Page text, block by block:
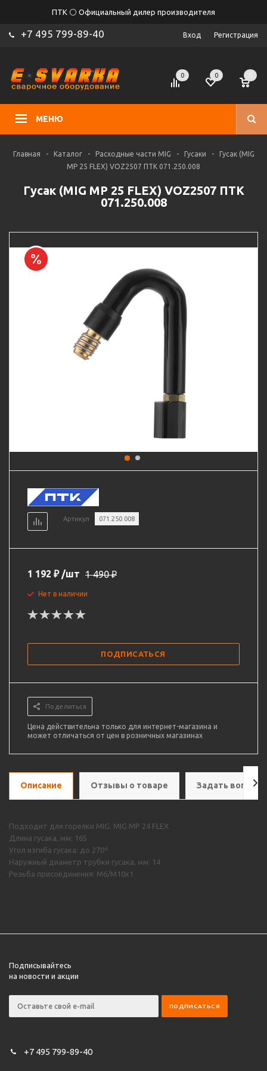
ПТК ⚪ Официальный дилер производителя
+7 495 799-89-40 Вход Регистрация
МЕНЮ
0 0
Главная - Каталог - Расходные части MIG - Гусаки -
Гусак (MIG
MP 25 FLEX) VOZ2507 ПТК 071.250.008
Гусак (MIG MP 25 FLEX) VOZ2507 ПТК
071.250.008
Артикул 071.250.008
1 192 ₽ /шт 1 490₽
Нет в наличии
ПОДПИСАТЬСЯ
Поделиться
Цена действительна только для интернет-магазина и
может отличаться от цен в розничных магазинах
Описание Отзывы о товаре Задать вопрос
Подходит для горелки MIG: MIG MP 24 FLEX
Длина гусака, мм: 165
Угол изгиба гусака: до 270º
Наружный диаметр трубки гусака, мм: 14
Резьба присоединения: М6/М10х1
Подписывайтесь
на новости и акции
+7 495 799-89-40